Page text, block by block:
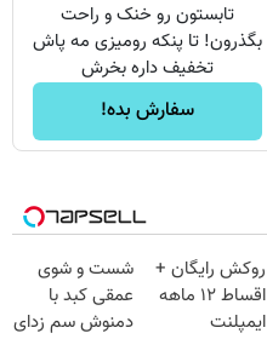
تابستون رو خنک و راحت
بگذرون! تا پنکه رومیزی مه پاش
تخفیف داره بخرش
سفارش بده!
روکش رایگان +
اقساط ۱۲ ماهه
ایمپلنت
شست و شوی
عمقی کبد با
دمنوش سم زدای